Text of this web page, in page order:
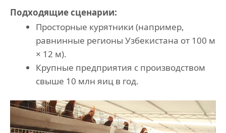
Подходящие сценарии:
Просторные курятники (например,
равнинные регионы Узбекистана от 100 м
× 12 м).
Крупные предприятия с производством
свыше 10 млн яиц в год.